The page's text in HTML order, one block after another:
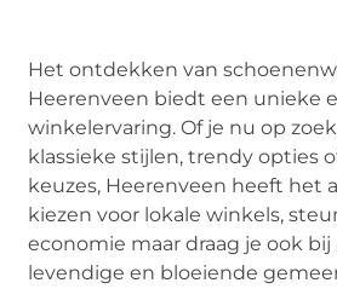
Het ontdekken van
Heerenveen biedt een unieke
winkelervaring. Of je nu op
klassieke stijlen, trendy opties
keuzes, Heerenveen heeft het
kiezen voor lokale winkels,
economie maar draag je ook bij
levendige en bloeiende